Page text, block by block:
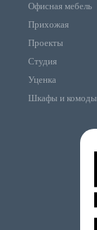
Офисная мебель
Прихожая
Проекты
Студия
Уценка
Шкафы и комоды